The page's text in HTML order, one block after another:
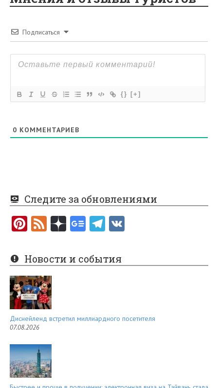
Подписаться
{} [+]
0 КОММЕНТАРИЕВ
Следите за обновлениями
Pi
er
es
t
F
e
d
Новости и события
Диснейленд встретил миллиардного посетителя
07.08.2026